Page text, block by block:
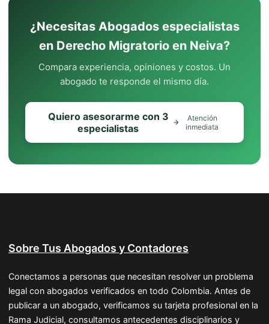
¿Necesitas Abogados especialistas
en Derecho Migratorio en Neiva?
Compara experiencia, opiniones y costos. Un
abogado te responde el mismo día.
Quiero asesorarme con 3
especialistas
Atención
inmediata
Sobre Tus Abogados y Contadores
Conectamos a personas que necesitan resolver un problema
legal con abogados verificados en todo Colombia. Antes de
publicar a un abogado, verificamos su tarjeta profesional en la
Rama Judicial, consultamos antecedentes disciplinarios y